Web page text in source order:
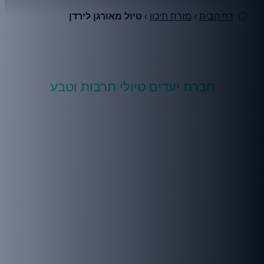
דף הבית›מזרח תיכון›טיול מאורגן לירדן
חברת יעדים טיולי תרבות וטבע